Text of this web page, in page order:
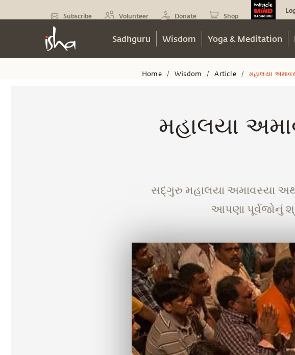
Subscribe Volunteer Donate Shop
Sadhguru Wisdom Yoga & Meditation
Home / Wisdom / Article / મહાલયા
મહાલયા
સદ્‍ગુરુ મહાલયા અમાવસ્યા
આપણા પૂર્વજોનું